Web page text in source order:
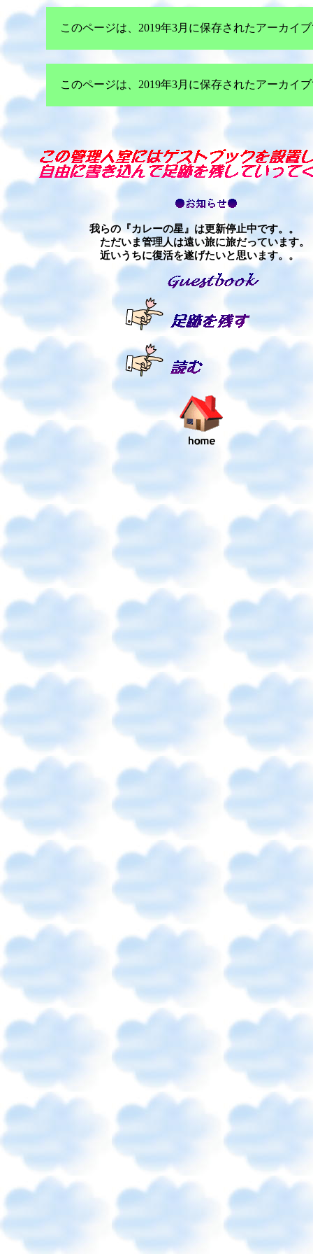
このページは、2019年3月に保存されたアーカイ
我らの『カレーの星』は更新停止中です。。
ただいま管理人は遠い旅に旅だっています。
近いうちに復活を遂げたいと思います。。
このページは、2019年3月に保存されたアーカイ